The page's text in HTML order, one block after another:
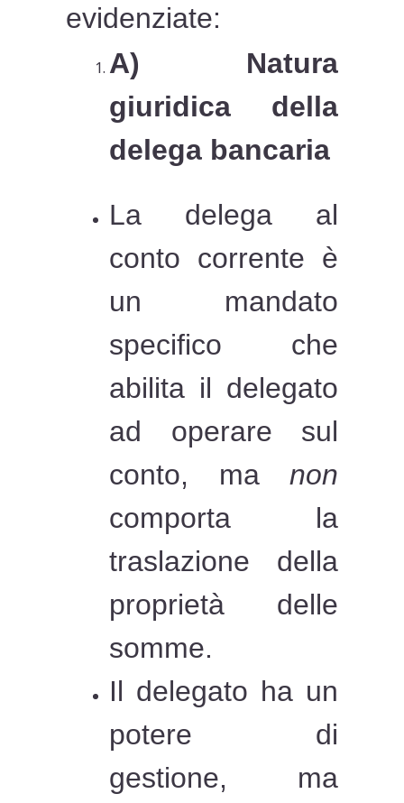
evidenziate:
A) Natura
giuridica della
delega bancaria
La delega al
conto corrente è
un mandato
specifico che
abilita il delegato
ad operare sul
conto, ma non
comporta la
traslazione della
proprietà delle
somme.
Il delegato ha un
potere di
gestione, ma